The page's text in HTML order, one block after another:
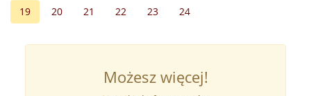
19
20 21 22 23 24
Możesz więcej!